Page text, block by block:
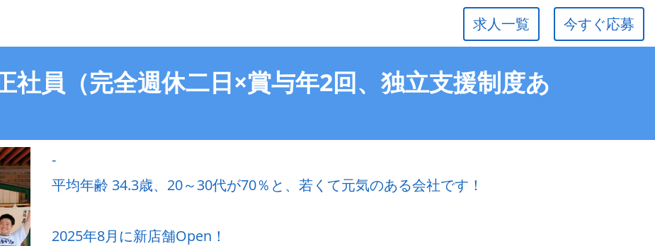
今すぐ応募
求人一覧
社員（完全週休二日×賞与年2回、独立支援制度あ
-
平均年齢 34.3歳、20～30代が70％と、若くて元気のある会社です！
2025年8月に新店舗Open！